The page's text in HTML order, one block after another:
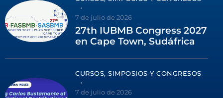
7 de julio de 2026
27th IUBMB Congress 2027
en Cape Town, Sudáfrica
CURSOS, SIMPOSIOS Y CONGRESOS
7 de julio de 2026